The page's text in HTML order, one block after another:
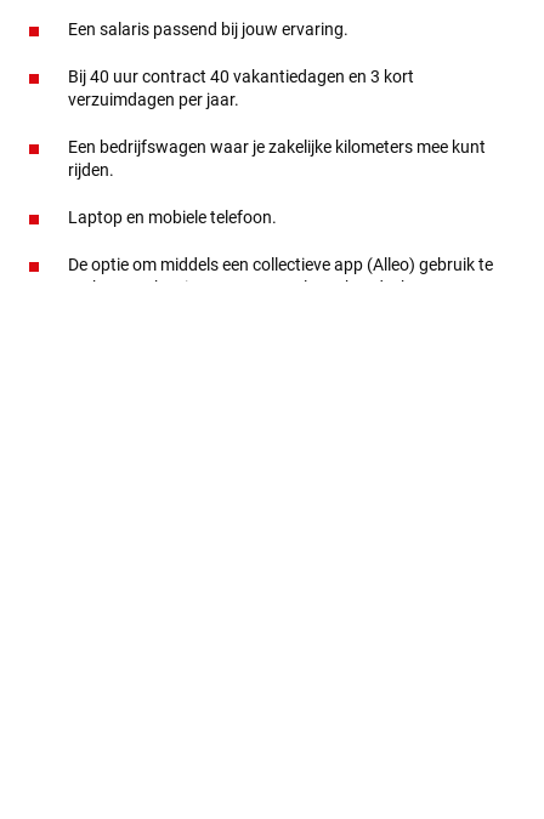
Een salaris passend bij jouw ervaring.
Bij 40 uur contract 40 vakantiedagen en 3 kort
verzuimdagen per jaar.
Een bedrijfswagen waar je zakelijke kilometers mee kunt
rijden.
Laptop en mobiele telefoon.
De optie om middels een collectieve app (Alleo) gebruik te
maken van kortingen op o.a. cultuur, boodschappen en